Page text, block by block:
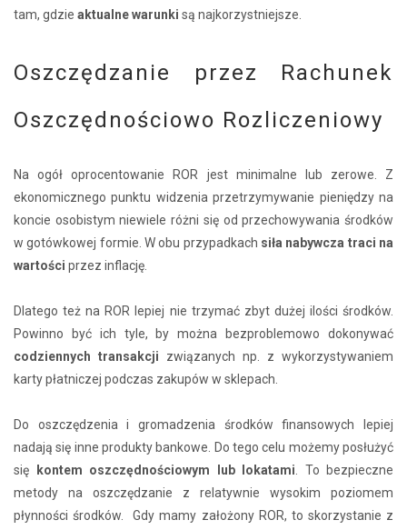
tam, gdzie aktualne warunki są najkorzystniejsze.
Oszczędzanie przez Rachunek
Oszczędnościowo Rozliczeniowy
Na ogół oprocentowanie ROR jest minimalne lub zerowe. Z
ekonomicznego punktu widzenia przetrzymywanie pieniędzy na
koncie osobistym niewiele różni się od przechowywania środków
w gotówkowej formie. W obu przypadkach siła nabywcza traci na
wartości przez inflację.
Dlatego też na ROR lepiej nie trzymać zbyt dużej ilości środków.
Powinno być ich tyle, by można bezproblemowo dokonywać
codziennych transakcji związanych np. z wykorzystywaniem
karty płatniczej podczas zakupów w sklepach.
Do oszczędzenia i gromadzenia środków finansowych lepiej
nadają się inne produkty bankowe. Do tego celu możemy posłużyć
się kontem oszczędnościowym lub lokatami . To bezpieczne
metody na oszczędzanie z relatywnie wysokim poziomem
płynności środków.Gdy mamy założony ROR, to skorzystanie z